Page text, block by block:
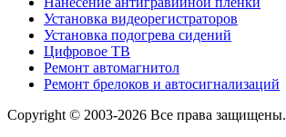
Установка видеорегистраторов
Установка подогрева сидений
Цифровое ТВ
Ремонт автомагнитол
Ремонт брелоков и автосигнализаций
Copyright © 2003-2026 Все права защищены.